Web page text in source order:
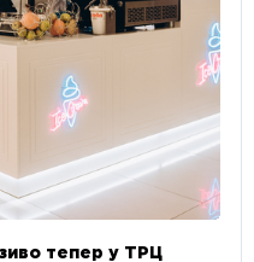
тепер у ТРЦ